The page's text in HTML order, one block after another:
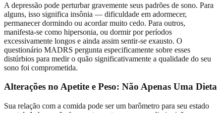
A depressão pode perturbar gravemente seus padrões de sono. Para
alguns, isso significa insônia — dificuldade em adormecer,
permanecer dormindo ou acordar muito cedo. Para outros,
manifesta-se como hipersonia, ou dormir por períodos
excessivamente longos e ainda assim sentir-se exausto. O
questionário MADRS pergunta especificamente sobre esses
distúrbios para medir o quão significativamente a qualidade do seu
sono foi comprometida.
Alterações no Apetite e Peso: Não Apenas Uma Dieta
Sua relação com a comida pode ser um barômetro para seu estado